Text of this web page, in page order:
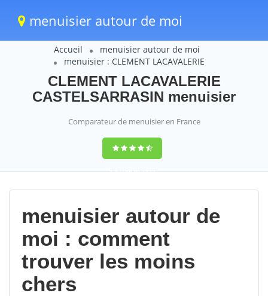
menuisier autour de moi
Accueil
menuisier autour de moi
menuisier : CLEMENT LACAVALERIE
CLEMENT LACAVALERIE
CASTELSARRASIN menuisier
Comparateur de menuisier en France
9,4(100%)1499
votes
menuisier autour de
moi : comment
trouver les moins
chers